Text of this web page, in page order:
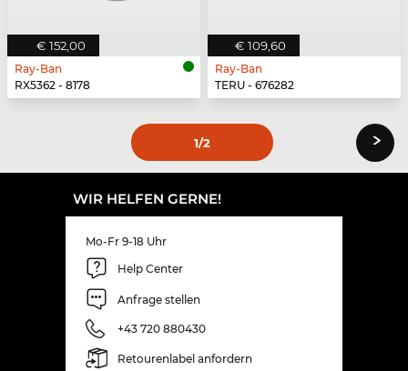
€ 152,00
Ray-Ban
RX5362 - 8178
€ 109,60
Ray-Ban
TERU - 676282
1/2 ›
WIR HELFEN GERNE!
Mo-Fr 9-18 Uhr
Help Center
Anfrage stellen
+43 720 880430
Retourenlabel anfordern